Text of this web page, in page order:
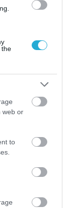
the
web or
to
για τον
τα
Σχεδιάστηκε
άτομα